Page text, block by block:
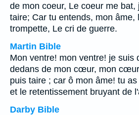
de mon coeur, Le coeur me bat,
taire; Car tu entends, mon âme,
trompette, Le cri de guerre.
Martin Bible
Mon ventre! mon ventre! je suis
dedans de mon cœur, mon
puis taire ; car ô mon âme! tu
et le retentissement bruyant de
Darby Bible